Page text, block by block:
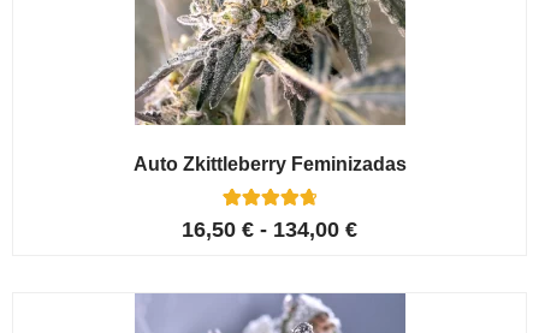
Auto Zkittleberry Feminizadas
Valorado con
4.80
5
valoracione
s de
clientes
16,50 € - 134,00 €